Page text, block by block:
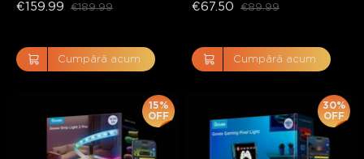
€159.99 €189.99
Cumpără acum
€67.50 €89.99
Cumpără acum
15%
OFF
30%
OFF